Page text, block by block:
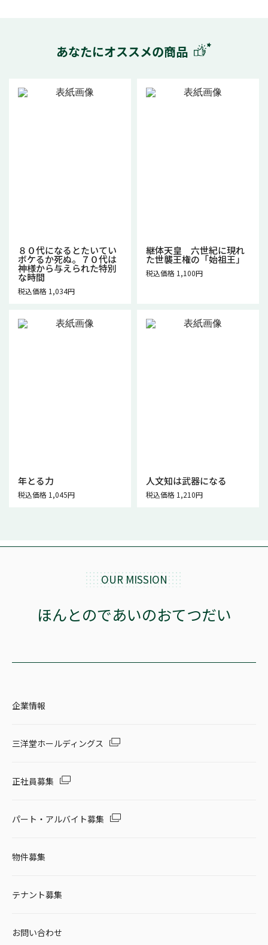
あなたにオススメの商品
８０代になるとたいてい
ボケるか死ぬ。７０代は
神様から与えられた特別
な時間
税込価格 1,034円
継体天皇 六世紀に現れ
た世襲王権の「始祖王」
税込価格 1,100円
年とる力
税込価格 1,045円
人文知は武器になる
税込価格 1,210円
OUR MISSION
ほんとのであいのおてつだい
企業情報
三洋堂ホールディングス
正社員募集
パート・アルバイト募集
物件募集
テナント募集
お問い合わせ